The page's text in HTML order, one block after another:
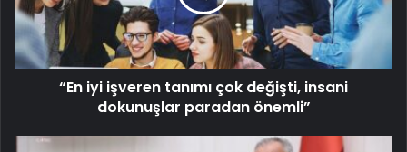
“En iyi işveren tanımı çok değişti, insani
dokunuşlar paradan önemli”